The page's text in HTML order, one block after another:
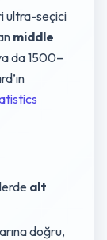
ultra-seçici
middle
da 1500–
alt
doğru,